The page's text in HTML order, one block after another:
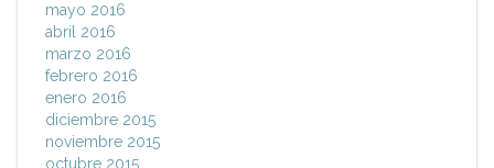
mayo 2016
abril 2016
marzo 2016
febrero 2016
enero 2016
diciembre 2015
noviembre 2015
octubre 2015